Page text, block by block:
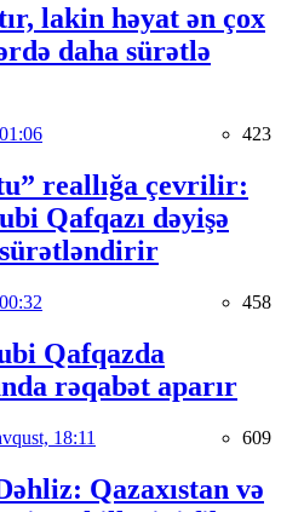
lakin həyat ən çox
daha sürətlə
423
reallığa çevrilir:
Qafqazı dəyişə
458
Qafqazda
rəqabət aparır
18:11 609
Qazaxıstan və